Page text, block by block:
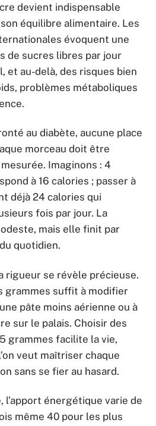
devient indispensable
équilibre alimentaire. Les
évoquent une
de sucres libres par jour
et au-delà, des risques bien
problèmes métaboliques
au diabète, aucune place
morceau doit être
Imaginons : 4
à 16 calories ; passer à
déjà 24 calories qui
fois par jour. La
mais elle finit par
quotidien.
rigueur se révèle précieuse.
grammes suffit à modifier
pâte moins aérienne ou à
sur le palais. Choisir des
grammes facilite la vie,
veut maîtriser chaque
sans se fier au hasard.
l’apport énergétique varie de
même 40 pour les plus